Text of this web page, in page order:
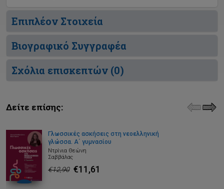
Επιπλέον Στοιχεία
Βιογραφικό Συγγραφέα
Σχόλια επισκεπτών (0)
Δείτε επίσης:
Γλωσσικές ασκήσεις στη νεοελληνική
γλώσσα. Α΄ γυμνασίου
Ντρίνια Θεώνη
Σαββάλας
€12,90 €11,61